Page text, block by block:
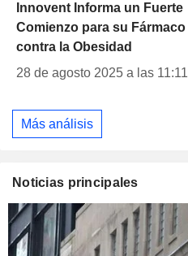
Innovent Informa un Fuerte
Comienzo para su Fármaco
contra la Obesidad
28 de agosto 2025 a las 11:11
Más análisis
Noticias principales